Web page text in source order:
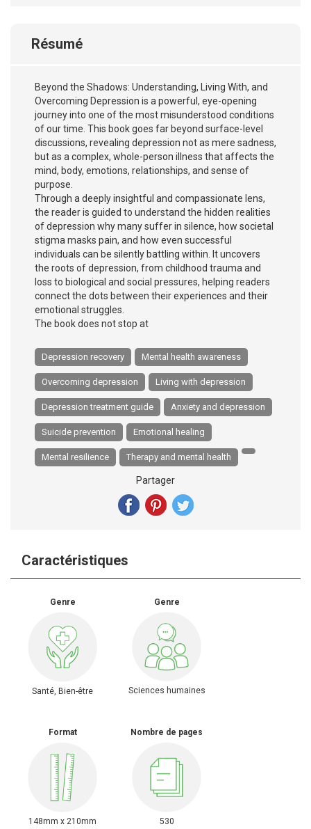
Résumé
Beyond the Shadows: Understanding, Living With, and
Overcoming Depression is a powerful, eye-opening
journey into one of the most misunderstood conditions
of our time. This book goes far beyond surface-level
discussions, revealing depression not as mere sadness,
but as a complex, whole-person illness that affects the
mind, body, emotions, relationships, and sense of
purpose.
Through a deeply insightful and compassionate lens,
the reader is guided to understand the hidden realities
of depression why many suffer in silence, how societal
stigma masks pain, and how even successful
individuals can be silently battling within. It uncovers
the roots of depression, from childhood trauma and
loss to biological and social pressures, helping readers
connect the dots between their experiences and their
emotional struggles.
The book does not stop at
Depression recovery Mental health awareness
Overcoming depression Living with depression
Depression treatment guide Anxiety and depression
Suicide prevention Emotional healing
Mental resilience Therapy and mental health
Partager
Caractéristiques
Genre
Santé, Bien-être
Genre
Sciences humaines
Format
148mm x 210mm
Nombre de pages
530